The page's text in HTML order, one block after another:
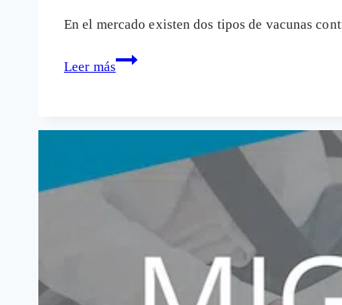
En el mercado existen dos tipos de vacunas
Leer más
Los
del
sobre